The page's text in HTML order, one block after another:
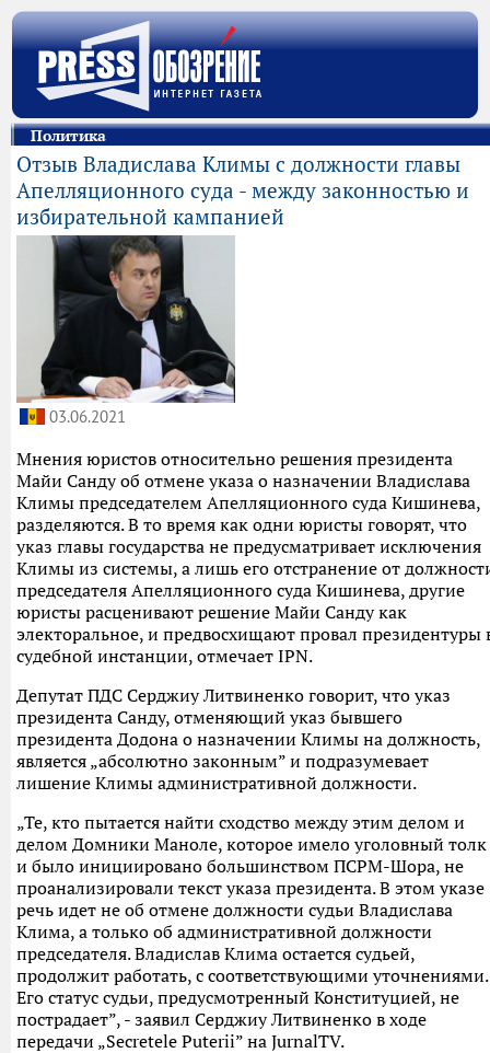
Политика
Отзыв Владислава Климы с должности главы
Апелляционного суда - между законностью и
избирательной кампанией
03.06.2021
Мнения юристов относительно решения президента
Майи Санду об отмене указа о назначении Владислава
Климы председателем Апелляционного суда Кишинева,
разделяются. В то время как одни юристы говорят, что
указ главы государства не предусматривает исключения
Климы из системы, а лишь его отстранение от
председателя Апелляционного суда Кишинева, другие
юристы расценивают решение Майи Санду как
электоральное, и предвосхищают провал президентуры
судебной инстанции, отмечает IPN.
Депутат ПДС Серджиу Литвиненко говорит, что указ
президента Санду, отменяющий указ бывшего
президента Додона о назначении Климы на должность,
является „абсолютно законным” и подразумевает
лишение Климы административной должности.
„Те, кто пытается найти сходство между этим делом и
делом Домники Маноле, которое имело уголовный толк
и было инициировано большинством ПСРМ-Шора, не
проанализировали текст указа президента. В этом указе
речь идет не об отмене должности судьи Владислава
Клима, а только об административной должности
председателя. Владислав Клима остается судьей,
продолжит работать, с соответствующими уточнениями.
Его статус судьи, предусмотренный Конституцией, не
пострадает”, - заявил Серджиу Литвиненко в ходе
передачи „Secretele Puterii” на JurnalTV.